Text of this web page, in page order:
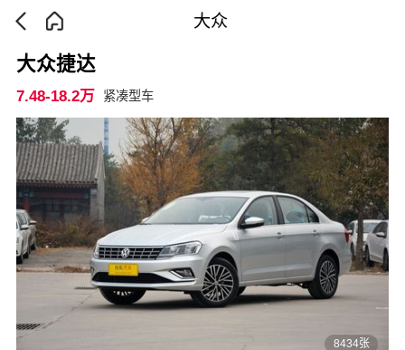
大众
8434张
大众捷达
7.48-18.2万 紧凑型车